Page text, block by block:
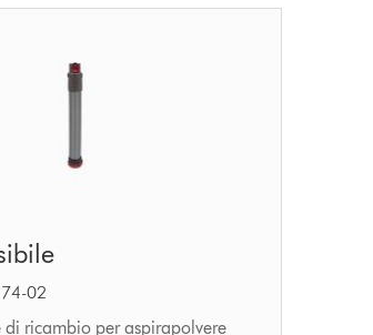
02
di ricambio per aspirapolvere